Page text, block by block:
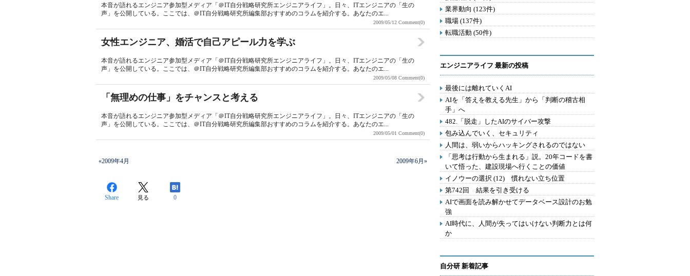
本音が語れるエンジニア参加型メディア「＠IT自分戦略研究所エンジニアライフ」。日々、ITエンジニアの「生の
声」を公開している。ここでは、＠IT自分戦略研究所編集部おすすめのコラムを紹介する。あなたのエ...
2009/05/12 Comment(0)
女性エンジニア、婚活で自己アピール力を学ぶ
本音が語れるエンジニア参加型メディア「＠IT自分戦略研究所エンジニアライフ」。日々、ITエンジニアの「生の
声」を公開している。ここでは、＠IT自分戦略研究所編集部おすすめのコラムを紹介する。あなたのエ...
2009/05/08 Comment(0)
「無理めの仕事」をチャンスと考える
本音が語れるエンジニア参加型メディア「＠IT自分戦略研究所エンジニアライフ」。日々、ITエンジニアの「生の
声」を公開している。ここでは、＠IT自分戦略研究所編集部おすすめのコラムを紹介する。あなたのエ...
2009/05/01 Comment(0)
«2009年4月 2009年6月»
Share 見る 0
業界動向 (123件)
職場 (137件)
転職活動 (50件)
エンジニアライフ 最新の投稿
最後には離れていくAI
AIを「答えを教える先生」から「判断の稽古相
手」へ
482.「脱走」したAIのサイバー攻撃
包み込んでいく、セキュリティ
人間は、弱いからハッキングされるのではない
「思考は行動から生まれる」説。20年コードを書
いて悟った、建設現場へ行くことの価値
イノウーの選択 (12) 慣れない立ち位置
第742回 結果を引き受ける
AIで画面を読み解かせてデータベース設計のお勉
強
AI時代に、人間が失ってはいけない判断力とは何
か
自分研 新着記事